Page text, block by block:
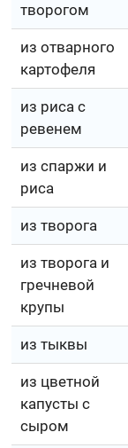
творогом
из отварного
картофеля
из риса с
ревенем
из спаржи и
риса
из творога
из творога и
гречневой
крупы
из тыквы
из цветной
капусты с
сыром